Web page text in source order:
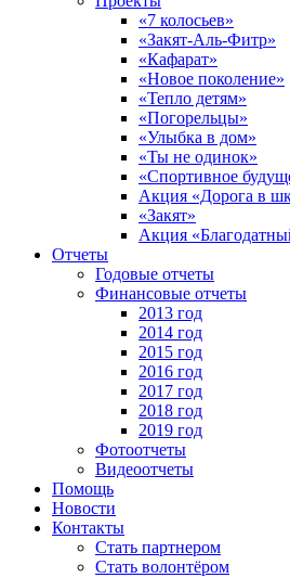
«7 колосьев»
«Закят-Аль-Фитр»
«Кафарат»
«Новое поколение»
«Тепло детям»
«Погорельцы»
«Улыбка в дом»
«Ты не одинок»
«Спортивное
Акция «Дорога в
«Закят»
Акция
Отчеты
Годовые отчеты
Финансовые отчеты
2013 год
2014 год
2015 год
2016 год
2017 год
2018 год
2019 год
Фотоотчеты
Видеоотчеты
Помощь
Новости
Контакты
Стать партнером
Стать волонтёром